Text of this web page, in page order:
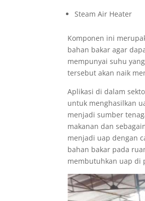
Steam Air Heater
Komponen ini
bahan bakar agar
mempunyai suhu
tersebut akan naik
Aplikasi di dalam
untuk menghasilkan
menjadi sumber
makanan dan
menjadi uap dengan
bahan bakar pada
membutuhkan uap